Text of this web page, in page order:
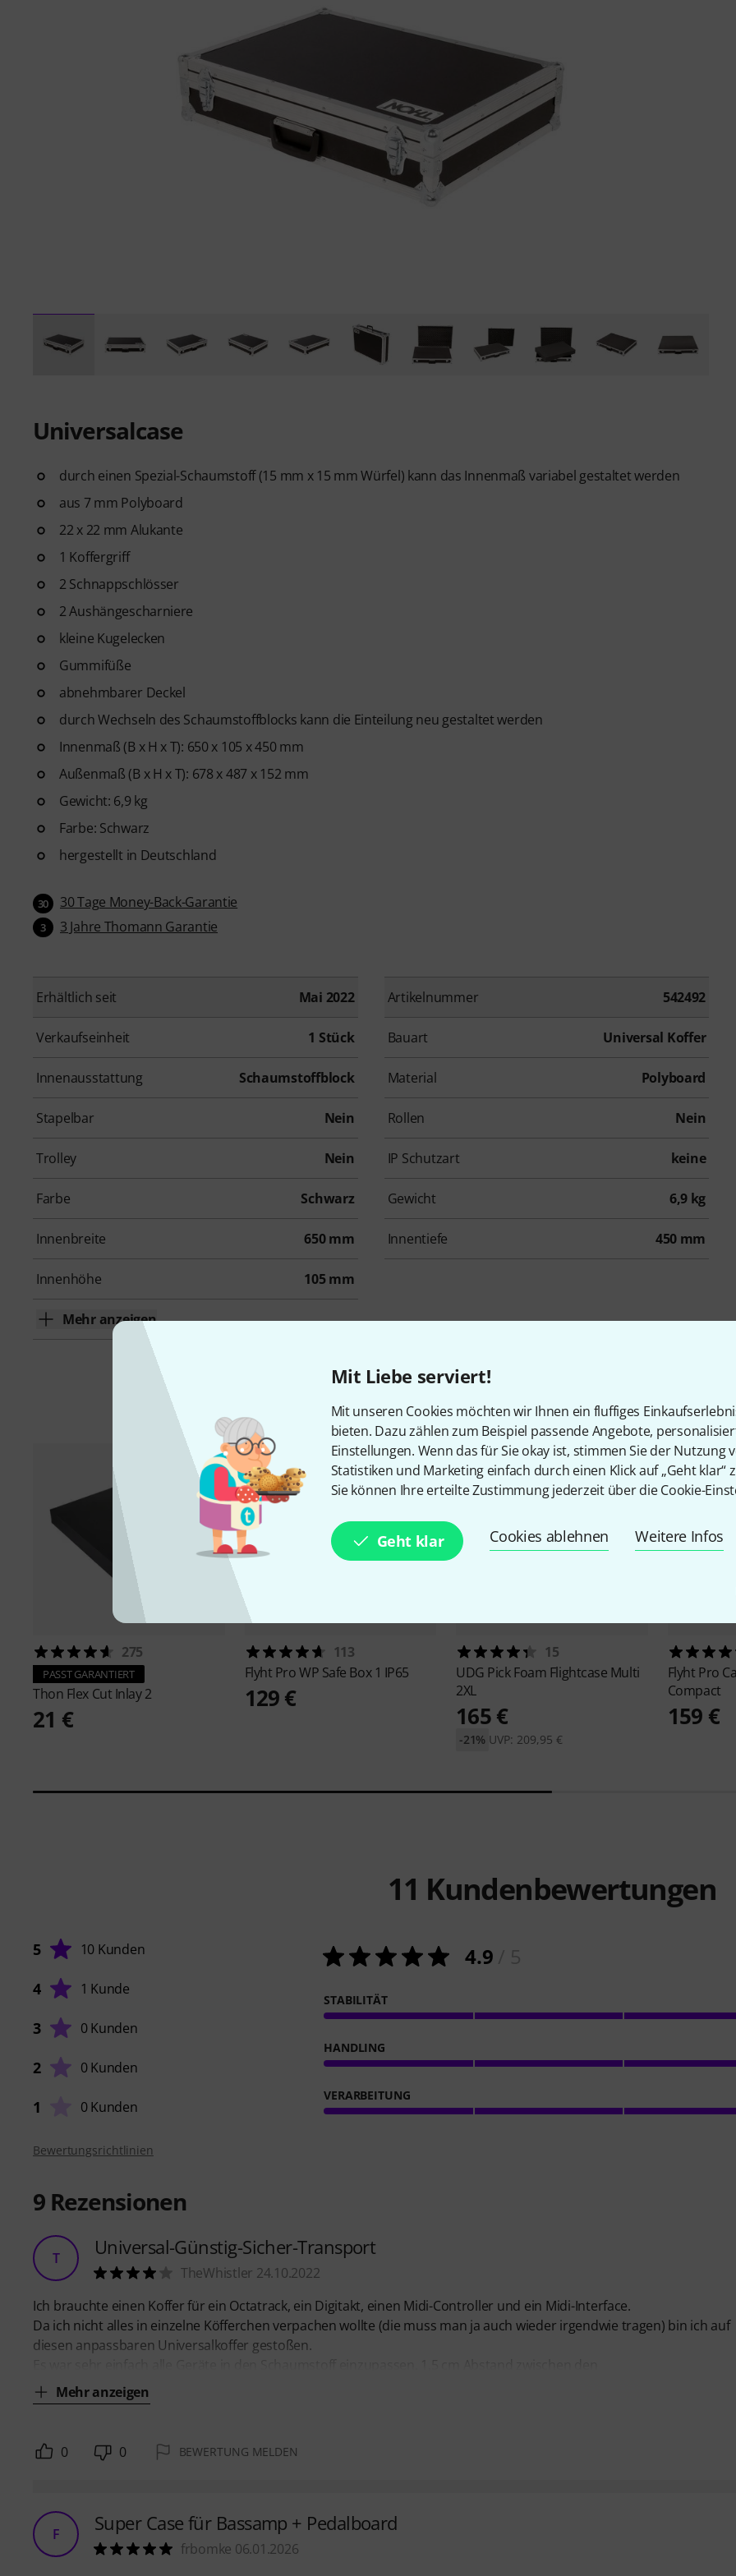
Mit Liebe serviert!
Mit unseren Cookies möchten wir Ihnen ein fluffiges
bieten. Dazu zählen zum Beispiel passende Angebote,
Einstellungen. Wenn das für Sie okay ist, stimmen Sie der Nutzung
Statistiken und Marketing einfach durch einen Klick auf „Geht klar“
Sie können Ihre erteilte Zustimmung jederzeit über die Cookie-
Geht klar Cookies ablehnen Weitere Infos
Universalcase
durch einen Spezial-Schaumstoff (15 mm x 15 mm Würfel) kann das Innenmaß variabel gestaltet werden
aus 7 mm Polyboard
22 x 22 mm Alukante
1 Koffergriff
2 Schnappschlösser
2 Aushängescharniere
kleine Kugelecken
Gummifüße
abnehmbarer Deckel
durch Wechseln des Schaumstoffblocks kann die Einteilung neu gestaltet werden
Innenmaß (B x H x T): 650 x 105 x 450 mm
Außenmaß (B x H x T): 678 x 487 x 152 mm
Gewicht: 6,9 kg
Farbe: Schwarz
hergestellt in Deutschland
30 30 Tage Money-Back-Garantie
3 3 Jahre Thomann Garantie
Erhältlich seit Mai 2022 Artikelnummer 542492
Verkaufseinheit 1 Stück Bauart Universal Koffer
Innenausstattung Schaumstoffblock Material Polyboard
Stapelbar Nein Rollen Nein
Trolley Nein IP Schutzart keine
Farbe Schwarz Gewicht 6,9 kg
Innenbreite 650 mm Innentiefe 450 mm
Innenhöhe 105 mm
Mehr anzeigen
Zubehör & passende Artikel
275
PASST GARANTIERT
Thon Flex Cut Inlay 2
21 €
113
Flyht ProWP Safe Box 1 IP65
129 €
15
UDG Pick Foam Flightcase Multi
2XL
165 €
UVP: 209,95 €
-21%
Flyht Pro
Compact
159 €
11 Kundenbewertungen
5 10 Kunden
4 1 Kunde
3 0 Kunden
2 0 Kunden
1 0 Kunden
4.9
STABILITÄT
HANDLING
VERARBEITUNG
Bewertungsrichtlinien
9 Rezensionen
T Universal-Günstig-Sicher-Transport
TheWhistler 24.10.2022
Ich brauchte einen Koffer für ein Octatrack, ein Digitakt, einen Midi-Controller und ein Midi-Interface.
Da ich nicht alles in einzelne Köfferchen verpachen wollte (die muss man ja auch wieder irgendwie tragen) bin ich auf
diesen anpassbaren Universalkoffer gestoßen.
Mehr anzeigen
0 0 BEWERTUNG MELDEN
F Super Case für Bassamp + Pedalboard
frbomke 06.01.2026